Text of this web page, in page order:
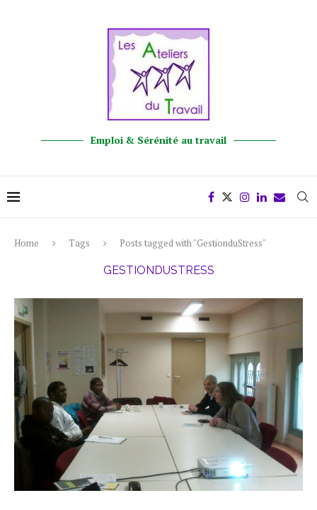
Emploi & Sérénité au travail
Home Tags Posts tagged with "GestionduStress"
GESTIONDUSTRESS